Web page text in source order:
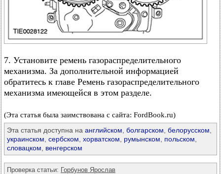
7. Установите ремень газораспределительного
механизма. За дополнительной информацией
обратитесь к главе Ремень газораспределительного
механизма имеющейся в этом разделе.
(Эта статья была заимствована с сайта: FordBook.ru)
Эта статья доступна на английском болгарском белорусском
украинском сербском хорватском румынском польском
словацком
венгерском
Проверка статьи: Горбунов Ярослав